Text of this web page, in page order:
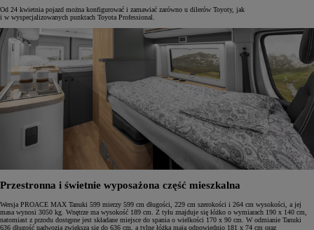
Od 24 kwietnia pojazd można konfigurować i zamawiać zarówno u dilerów Toyoty, jak
i w wyspecjalizowanych punktach Toyota Professional.
Przestronna i świetnie wyposażona część mieszkalna
Wersja PROACE MAX Tanuki 599 mierzy 599 cm długości, 229 cm szerokości i 264 cm wysokości, a jej
masa wynosi 3050 kg. Wnętrze ma wysokość 189 cm. Z tyłu znajduje się łóżko o wymiarach 190 x 140 cm,
natomiast z przodu dostępne jest składane miejsce do spania o wielkości 170 x 90 cm. W odmianie Tanuki
636 długość nadwozia zwiększa się do 636 cm, a tylne łóżka mają odpowiednio 181 x 74 cm oraz